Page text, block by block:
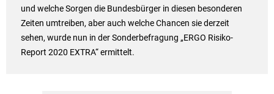
und welche Sorgen die Bundesbürger in diesen besonderen
Zeiten umtreiben, aber auch welche Chancen sie derzeit
sehen, wurde nun in der Sonderbefragung „ERGO Risiko-
Report 2020 EXTRA“ ermittelt.